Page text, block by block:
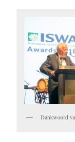
Dankwoord